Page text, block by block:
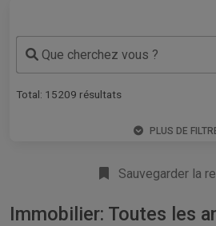
Que cherchez vous ?
Total: 15209 résultats
PLUS DE
Sauvegarder la
Immobilier: Toutes les